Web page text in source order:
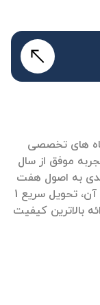
های تخصصی
پس از بیش از 40 سال تجربه موفق از سال
به اصول هفت
روز ضمانت بازگشت کالا، ضمانت اصل بودن آن، تحویل سریع 1
بالاترین کیفیت